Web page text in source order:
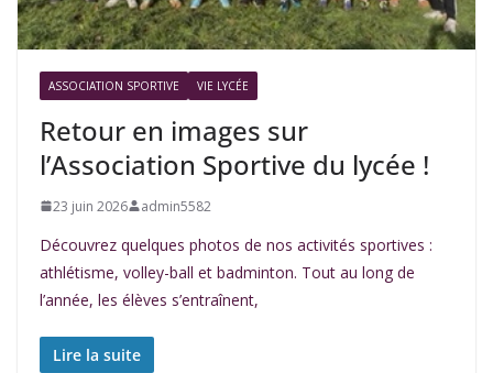
ASSOCIATION SPORTIVE VIE LYCÉE
Retour en images sur
l’Association Sportive du lycée !
23 juin 2026 admin5582
Découvrez quelques photos de nos activités sportives :
athlétisme, volley-ball et badminton. Tout au long de
l’année, les élèves s’entraînent,
Lire la suite